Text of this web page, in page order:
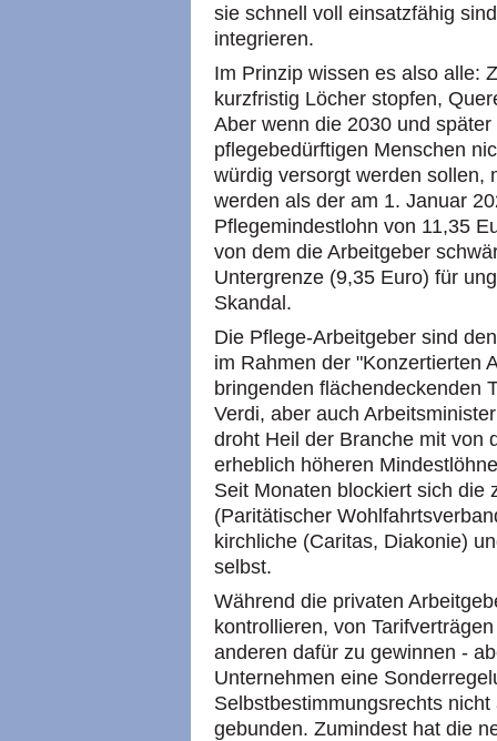
sie schnell voll einsatzfähig
integrieren.
Im Prinzip wissen es also alle:
kurzfristig Löcher stopfen,
Aber wenn die 2030 und
pflegebedürftigen Menschen
würdig versorgt werden sollen,
werden als der am 1. Januar
Pflegemindestlohn von 11,35
von dem die Arbeitgeber
Untergrenze (9,35 Euro) für
Skandal.
Die Pflege-Arbeitgeber sind
im Rahmen der "Konzertierten
bringenden flächendeckenden
Verdi, aber auch
droht Heil der Branche mit von
erheblich höheren
Seit Monaten blockiert sich die
(Paritätischer
kirchliche (Caritas, Diakonie)
selbst.
Während die privaten
kontrollieren, von
anderen dafür zu gewinnen -
Unternehmen eine
Selbstbestimmungsrechts
gebunden. Zumindest hat die